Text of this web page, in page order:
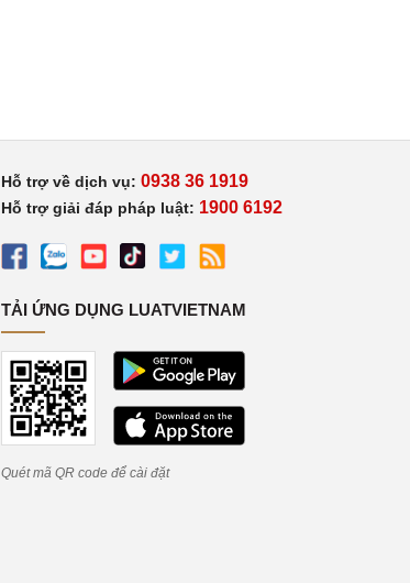
Hỗ trợ về dịch vụ: 0938 36 1919
Hỗ trợ giải đáp pháp luật: 1900 6192
TẢI ỨNG DỤNG LUATVIETNAM
Quét mã QR code để cài đặt